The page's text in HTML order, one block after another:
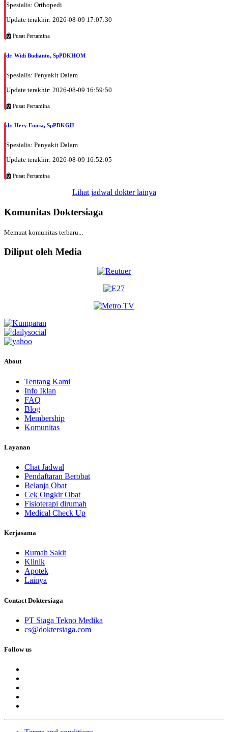
Spesialis: Orthopedi
Update terakhir: 2026-08-09 17:07:30
Pusat Pertamina
dr. Widi Budianto, SpPDKHOM
Spesialis: Penyakit Dalam
Update terakhir: 2026-08-09 16:59:50
Pusat Pertamina
dr. Hery Emria, SpPDKGH
Spesialis: Penyakit Dalam
Update terakhir: 2026-08-09 16:52:05
Pusat Pertamina
Lihat jadwal dokter lainya
Komunitas Doktersiaga
Memuat komunitas terbaru...
Diliput oleh Media
About
Tentang Kami
Info Iklan
FAQ
Blog
Membership
Komunitas
Layanan
Chat Jadwal
Pendaftaran Berobat
Belanja Obat
Cek Ongkir Obat
Fisioterapi dirumah
Medical Check Up
Kerjasama
Rumah Sakit
Klinik
Apotek
Lainya
Contact Doktersiaga
PT Siaga Tekno Medika
cs@doktersiaga.com
Follow us